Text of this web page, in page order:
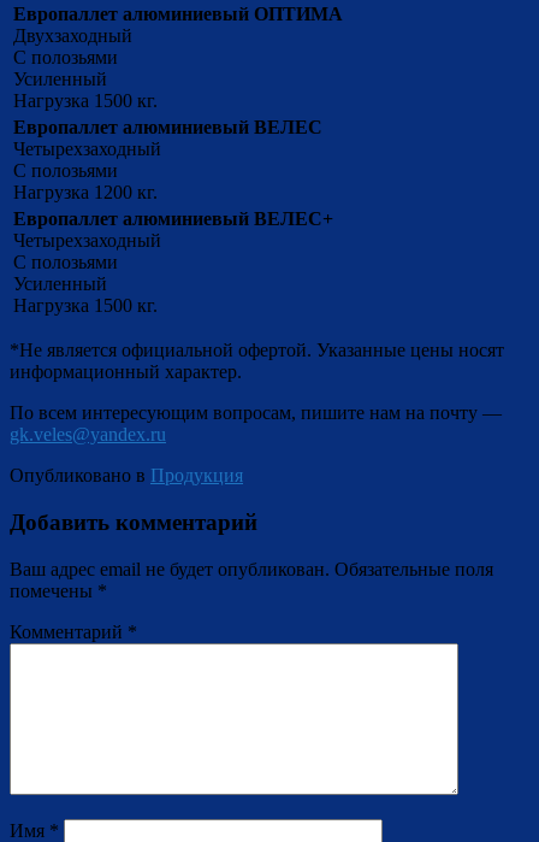
Европаллет алюминиевый ОПТИМА
Двухзаходный
С полозьями
Усиленный
Нагрузка 1500 кг.
Европаллет алюминиевый ВЕЛЕС
Четырехзаходный
С полозьями
Нагрузка 1200 кг.
Европаллет алюминиевый ВЕЛЕС+
Четырехзаходный
С полозьями
Усиленный
Нагрузка 1500 кг.
*Не является официальной офертой. Указанные цены носят
информационный характер.
По всем интересующим вопросам, пишите нам на почту —
gk.veles@yandex.ru
Опубликовано в Продукция
Добавить комментарий
Ваш адрес email не будет опубликован. Обязательные поля
помечены *
Комментарий *
Имя *